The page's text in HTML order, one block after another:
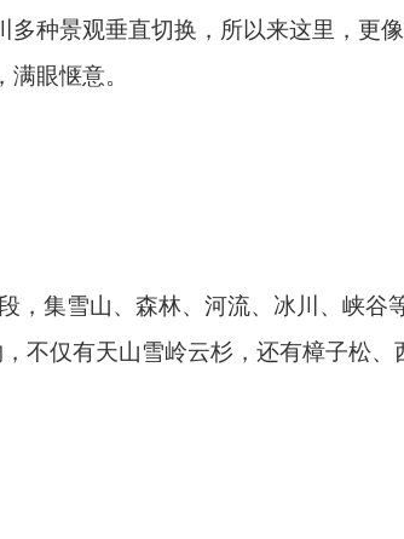
集中的区域，更是天山马鹿繁衍生息之地。
，能完整捕捉开阔的空间感。